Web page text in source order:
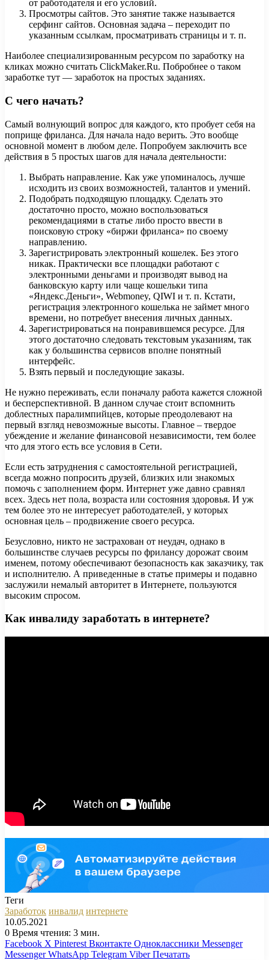
от работодателя и его условий.
Просмотры сайтов. Это занятие также называется
серфинг сайтов. Основная задача – переходит по
указанным ссылкам, просматривать страницы и т. п.
Наиболее специализированным ресурсом по заработку на
кликах можно считать ClickMaker.Ru. Побробнее о таком
заработке тут — заработок на простых заданиях.
С чего начать?
Самый волнующий вопрос для каждого, кто пробует себя на
поприще фриланса. Для начала надо верить. Это вообще
основной момент в любом деле. Попробуем заключить все
действия в 5 простых шагов для начала деятельности:
Выбрать направление. Как уже упоминалось, лучше
исходить из своих возможностей, талантов и умений.
Подобрать подходящую площадку. Сделать это
достаточно просто, можно воспользоваться
рекомендациями в статье либо просто ввести в
поисковую строку «биржи фриланса» по своему
направлению.
Зарегистрировать электронный кошелек. Без этого
никак. Практически все площадки работают с
электронными деньгами и производят вывод на
банковскую карту или чаще кошельки типа
«Яндекс.Деньги», Webmoney, QIWI и т. п. Кстати,
регистрация электронного кошелька не займет много
времени, но потребует внесения личных данных.
Зарегистрироваться на понравившемся ресурсе. Для
этого достаточно следовать текстовым указаниям, так
как у большинства сервисов вполне понятный
интерфейс.
Взять первый и последующие заказы.
Не нужно переживать, если поначалу работа кажется сложной
и бесперспективной. В данном случае стоит вспомнить
доблестных паралимпийцев, которые преодолевают на
первый взгляд невозможные высоты. Главное – твердое
убеждение и желание финансовой независимости, тем более
что для этого есть все условия в Сети.
Если есть затруднения с самостоятельной регистрацией,
всегда можно попросить друзей, близких или знакомых
помочь с заполнением форм. Интернет уже давно сравнял
всех. Здесь нет пола, возраста или состояния здоровья. И уж
тем более это не интересует работодателей, у которых
основная цель – продвижение своего ресурса.
Безусловно, никто не застрахован от неудач, однако в
большинстве случаев ресурсы по фрилансу дорожат своим
именем, потому обеспечивают безопасность как заказчику, так
и исполнителю. А приведенные в статье примеры и подавно
заслужили немалый авторитет в Интернете, пользуются
высоким спросом.
Как инвалиду заработать в интернете?
Теги
Заработок инвалид интернете
10.05.2021
0 Время чтения: 3 мин.
Facebook X Pinterest Вконтакте Одноклассники Messenger
Messenger WhatsApp Telegram Viber Печатать